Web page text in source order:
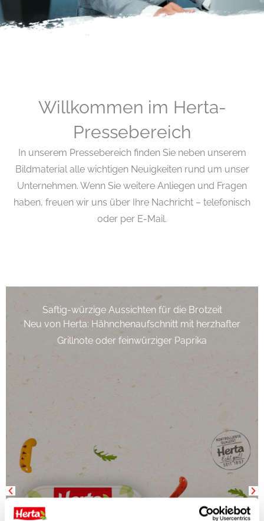
Willkommen im Herta-
Pressebereich
In unserem Pressebereich finden Sie neben unserem
Bildmaterial alle wichtigen Neuigkeiten rund um unser
Unternehmen. Wenn Sie weitere Anliegen und Fragen
haben, freuen wir uns über Ihre Nachricht – telefonisch
oder per E-Mail.
Saftig-würzige Aussichten für die Brotzeit
Neu von Herta: Hähnchenaufschnitt mit herzhafter
Grillnote oder feinwürziger Paprika